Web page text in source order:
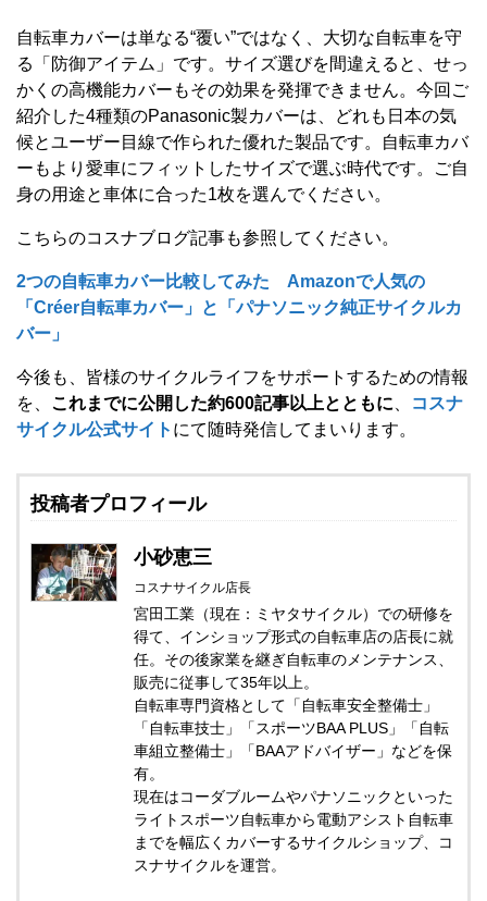
自転車カバーは単なる“覆い”ではなく、大切な自転車を守
る「防御アイテム」です。サイズ選びを間違えると、せっ
かくの高機能カバーもその効果を発揮できません。今回ご
紹介した4種類のPanasonic製カバーは、どれも日本の気
候とユーザー目線で作られた優れた製品です。自転車カバ
ーもより愛車にフィットしたサイズで選ぶ時代です。ご自
身の用途と車体に合った1枚を選んでください。
こちらのコスナブログ記事も参照してください。
2つの自転車カバー比較してみた Amazonで人気の
「Créer自転車カバー」と「パナソニック純正サイクルカ
バー」
今後も、皆様のサイクルライフをサポートするための情報
を、 これまでに公開した約600記事以上とともに
コスナ
サイクル公式サイト にて随時発信してまいります。
投稿者プロフィール
小砂恵三
コスナサイクル店長
宮田工業（現在：ミヤタサイクル）での研修を
得て、インショップ形式の自転車店の店長に就
任。その後家業を継ぎ自転車のメンテナンス、
販売に従事して35年以上。
自転車専門資格として「自転車安全整備士」
「自転車技士」「スポーツBAA PLUS」「自転
車組立整備士」「BAAアドバイザー」などを保
有。
現在はコーダブルームやパナソニックといった
ライトスポーツ自転車から電動アシスト自転車
までを幅広くカバーするサイクルショップ、コ
スナサイクルを運営。